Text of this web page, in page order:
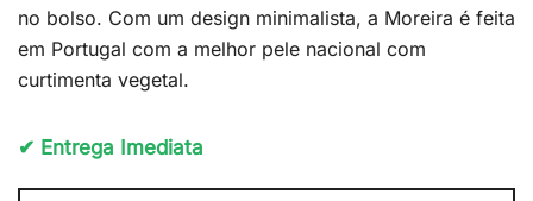
no bolso. Com um design minimalista, a Moreira é feita
em Portugal com a melhor pele nacional com
curtimenta vegetal.
✔ Entrega Imediata